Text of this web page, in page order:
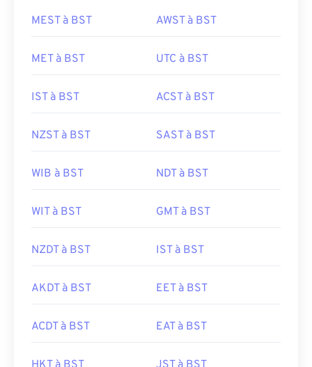
MEST à BST AWST à BST
MET à BST UTC à BST
IST à BST ACST à BST
NZST à BST SAST à BST
WIB à BST NDT à BST
WIT à BST GMT à BST
NZDT à BST IST à BST
AKDT à BST EET à BST
ACDT à BST EAT à BST